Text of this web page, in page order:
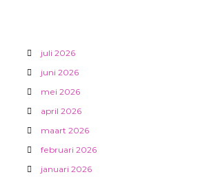
juli 2026
juni 2026
mei 2026
april 2026
maart 2026
februari 2026
januari 2026